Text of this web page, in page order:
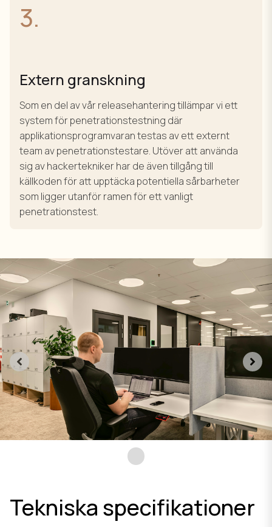
3.
Extern granskning
Som en del av vår releasehantering tillämpar vi ett
system för penetrationstestning där
applikationsprogramvaran testas av ett externt
team av penetrationstestare. Utöver att använda
sig av hackertekniker har de även tillgång till
källkoden för att upptäcka potentiella sårbarheter
som ligger utanför ramen för ett vanligt
penetrationstest.
Tekniska specifikationer